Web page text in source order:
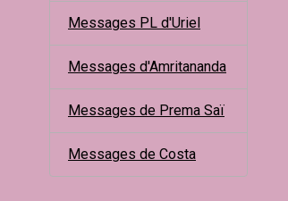
Messages PL d'Uriel
Messages d'Amritananda
Messages de Prema Saï
Messages de Costa